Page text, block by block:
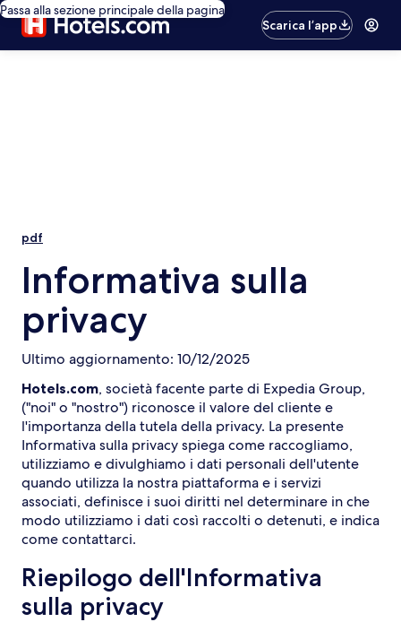
Passa alla sezione principale della pagina
Scarica l’app
pdf
Informativa sulla
privacy
Ultimo aggiornamento: 10/12/2025
Hotels.com, società facente parte di Expedia Group,
("noi" o "nostro") riconosce il valore del cliente e
l'importanza della tutela della privacy. La presente
Informativa sulla privacy spiega come raccogliamo,
utilizziamo e divulghiamo i dati personali dell'utente
quando utilizza la nostra piattaforma e i servizi
associati, definisce i suoi diritti nel determinare in che
modo utilizziamo i dati così raccolti o detenuti, e indica
come contattarci.
Riepilogo dell'Informativa
sulla privacy